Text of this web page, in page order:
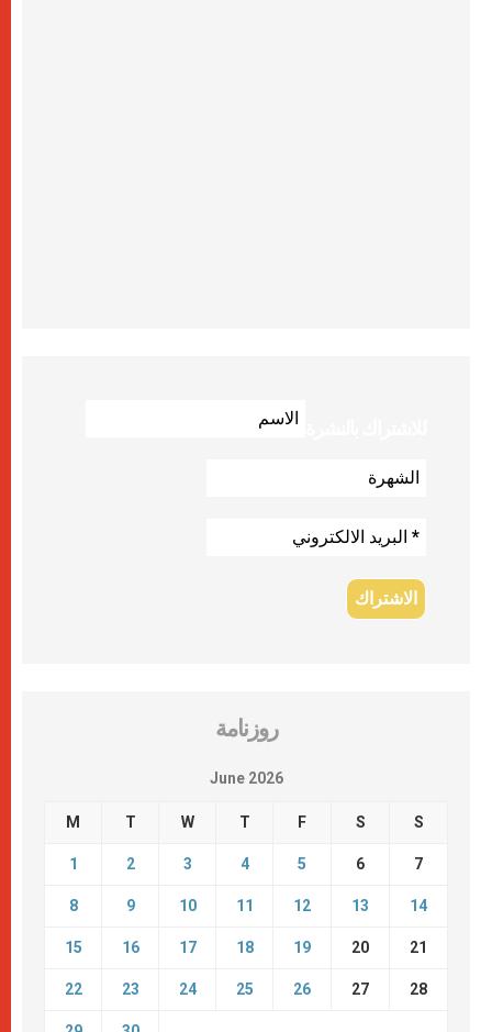
روزنامة
June 2026
M T W T F S S
1 2 3 4 5 6 7
8 9 10 11 12 13 14
15 16 17 18 19 20 21
22 23 24 25 26 27 28